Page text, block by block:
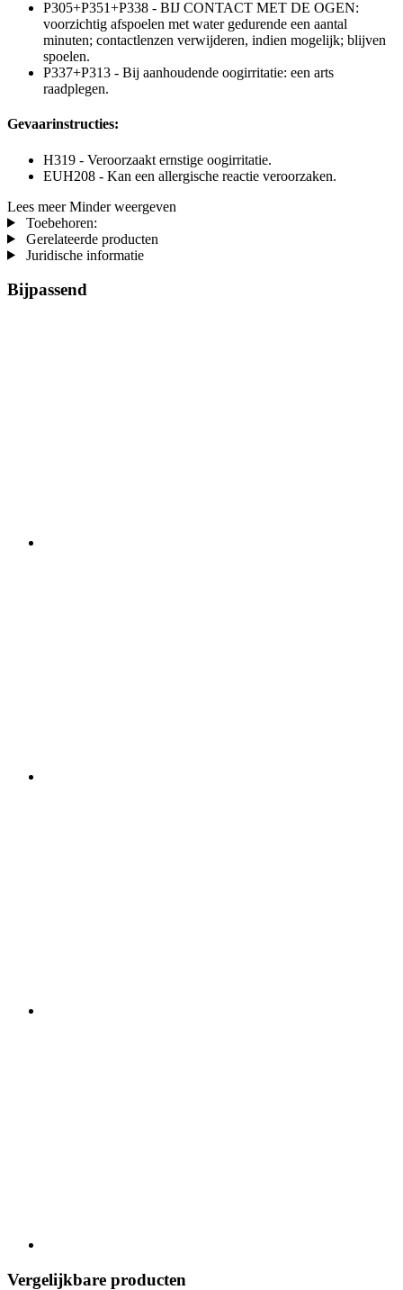
P305+P351+P338 - BIJ CONTACT MET DE OGEN:
voorzichtig afspoelen met water gedurende een aantal
minuten; contactlenzen verwijderen, indien mogelijk; blijven
spoelen.
P337+P313 - Bij aanhoudende oogirritatie: een arts
raadplegen.
Gevaarinstructies:
H319 - Veroorzaakt ernstige oogirritatie.
EUH208 - Kan een allergische reactie veroorzaken.
Lees meer Minder weergeven
Toebehoren:
Gerelateerde producten
Juridische informatie
Bijpassend
Vergelijkbare producten